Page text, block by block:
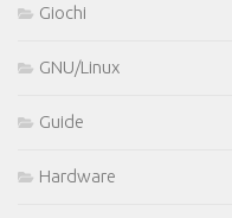
Giochi
GNU/Linux
Guide
Hardware